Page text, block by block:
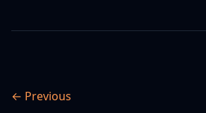
← Previous